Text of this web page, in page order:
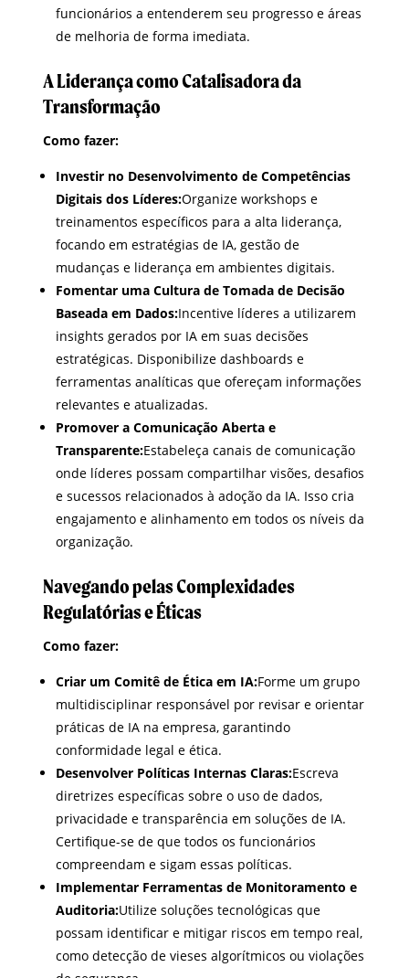
funcionários a entenderem seu progresso e áreas
de melhoria de forma imediata.
A Liderança como Catalisadora da
Transformação
Como fazer:
Investir no Desenvolvimento de Competências
Digitais dos Líderes:Organize workshops e
treinamentos específicos para a alta liderança,
focando em estratégias de IA, gestão de
mudanças e liderança em ambientes digitais.
Fomentar uma Cultura de Tomada de Decisão
Baseada em Dados:Incentive líderes a utilizarem
insights gerados por IA em suas decisões
estratégicas. Disponibilize dashboards e
ferramentas analíticas que ofereçam informações
relevantes e atualizadas.
Promover a Comunicação Aberta e
Transparente:Estabeleça canais de comunicação
onde líderes possam compartilhar visões, desafios
e sucessos relacionados à adoção da IA. Isso cria
engajamento e alinhamento em todos os níveis da
organização.
Navegando pelas Complexidades
Regulatórias e Éticas
Como fazer:
Criar um Comitê de Ética em IA:Forme um grupo
multidisciplinar responsável por revisar e orientar
práticas de IA na empresa, garantindo
conformidade legal e ética.
Desenvolver Políticas Internas Claras:Escreva
diretrizes específicas sobre o uso de dados,
privacidade e transparência em soluções de IA.
Certifique-se de que todos os funcionários
compreendam e sigam essas políticas.
Implementar Ferramentas de Monitoramento e
Auditoria:Utilize soluções tecnológicas que
possam identificar e mitigar riscos em tempo real,
como detecção de vieses algorítmicos ou violações